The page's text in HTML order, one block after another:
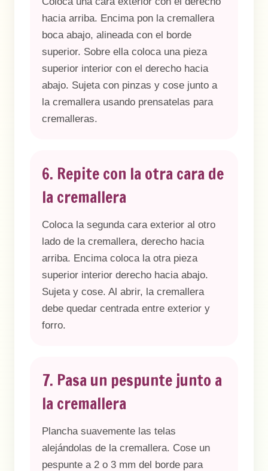
hacia arriba. Encima pon la cremallera
boca abajo, alineada con el borde
superior. Sobre ella coloca una pieza
superior interior con el derecho hacia
abajo. Sujeta con pinzas y cose junto a
la cremallera usando prensatelas para
cremalleras.
6. Repite con la otra cara de
la cremallera
Coloca la segunda cara exterior al otro
lado de la cremallera, derecho hacia
arriba. Encima coloca la otra pieza
superior interior derecho hacia abajo.
Sujeta y cose. Al abrir, la cremallera
debe quedar centrada entre exterior y
forro.
7. Pasa un pespunte junto a
la cremallera
Plancha suavemente las telas
alejándolas de la cremallera. Cose un
pespunte a 2 o 3 mm del borde para